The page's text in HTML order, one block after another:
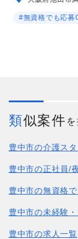
#無資格でも応募
類似案件
豊中市の介護ス
豊中市の正社員/
豊中市の無資格
豊中市の未経験
豊中市の求人一覧